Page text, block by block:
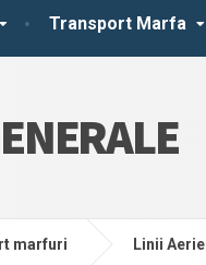
Transport Marfa
marfuri Linii